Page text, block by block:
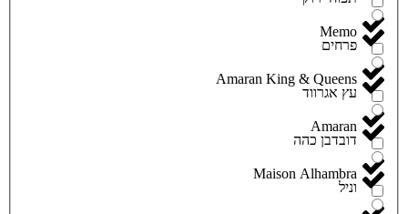
Memo
Amaran King & Queens
Amaran
Maison Alhambra
פרחים
עץ אגרווד
דובדבן כהה
וניל